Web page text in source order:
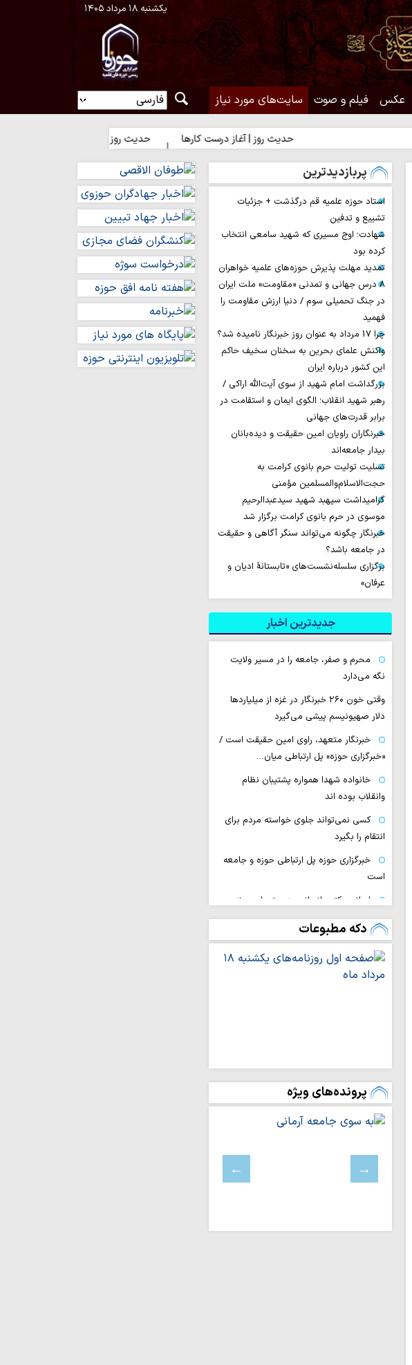
یکشنبه ۱۸ مرداد ۱۴۰۵
عکس فیلم و صوت سایت‌های مورد نیاز
حدیث روز | آغاز درست کارها حدیث روز | رضایت خدا یا رضایت مردم؟
پربازدیدترین
استاد حوزه علمیه قم درگذشت + جزئیات
تشییع و تدفین
شهادت؛ اوج مسیری که شهید سامعی انتخاب
کرده بود
تمدید مهلت پذیرش حوزه‌های علمیه خواهران
۸ درس جهانی و تمدنی «مقاومت» ملت ایران
در جنگ تحمیلی سوم / دنیا ارزش مقاومت را
فهمید
چرا 17 مرداد به عنوان روز خبرنگار نامیده شد؟
واکنش علمای بحرین به سخنان سخیف حاکم
این کشور درباره ایران
بزرگداشت امام شهید از سوی آیت‌الله اراکی /
رهبر شهید انقلاب؛ الگوی ایمان و استقامت در
برابر قدرت‌های جهانی
خبرنگاران راویان امین حقیقت و دیده‌بانان
بیدار جامعه‌اند
تسلیت تولیت حرم بانوی کرامت به
حجت‌الاسلام‌والمسلمین مؤمنی
گرامیداشت سپهبد شهید سیدعبدالرحیم
موسوی در حرم بانوی کرامت برگزار شد
خبرنگار چگونه می‌تواند سنگر آگاهی و حقیقت
در جامعه باشد؟
برگزاری سلسله‌نشست‌های «تابستانهٔ ادیان و
عرفان»
جدیدترین اخبار
محرم و صفر، جامعه را در مسیر ولایت
نگه می‌دارد
وقتی خون ۲۶۰ خبرنگار در غزه از میلیاردها
دلار صهیونیسم پیشی می‌گیرد
خبرنگار متعهد، راوی امین حقیقت است /
«خبرگزاری حوزه» پل ارتباطی میان…
خانواده شهدا همواره پشتیبان نظام
وانقلاب بوده اند
کسی نمی‌تواند جلوی خواسته مردم برای
انتقام را بگیرد
خبرگزاری حوزه پل ارتباطی حوزه و جامعه
است
اسلام مکتب انسانیت‌دوستی است نه
مکتب انسان‌دوستی
چرا نهضت مشروطه سرانجام نافرجامی
پیدا کرد؟
تشکیل شورای راهبری «طرح پایتخت نهج
سواد خانواده | آیا محبت زیاد به فرزندان،
می‌تواند به رابطه زوجین آسیب…
ادعیه شناسی | دعای مشلول
معنایِ انتظارِ فرج در نگاه روحانیِ شهید
ایران؟ قرارداد ۱۹۱۹؛ روایتی از…
دکه مطبوعات
پرونده‌های ویژه